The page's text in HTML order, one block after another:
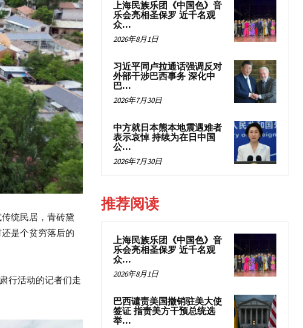
统民居，青砖黛
是个贫穷落后的
行活动的记者们走
上海民族乐团《中国色》音
乐会亮相圣保罗 近千名观
众...
2026年8月1日
习近平同卢拉通话强调反对
外部干涉巴西事务 深化中
巴...
2026年7月30日
中方就日本熊本地震遇难者
表示哀悼 持续为在日中国
公...
2026年7月30日
推荐阅读
上海民族乐团《中国色》音
乐会亮相圣保罗 近千名观
众...
2026年8月1日
巴西谴责美国撤销驻美大使
签证 指责美方干预总统选
举...